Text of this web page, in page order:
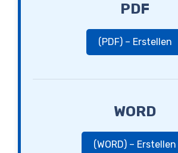
PDF
(PDF) – Erstellen
WORD
(WORD) – Erstellen